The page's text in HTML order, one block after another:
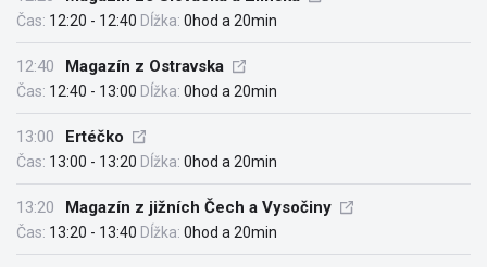
Čas: 12:20 - 12:40 Dĺžka: 0hod a 20min
12:40 Magazín z Ostravska
Čas: 12:40 - 13:00 Dĺžka: 0hod a 20min
13:00 Ertéčko
Čas: 13:00 - 13:20 Dĺžka: 0hod a 20min
13:20 Magazín z jižních Čech a Vysočiny
Čas: 13:20 - 13:40 Dĺžka: 0hod a 20min